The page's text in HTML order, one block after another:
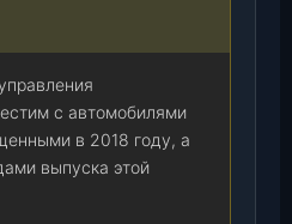
с автомобилями
в 2018 году, а
выпуска этой